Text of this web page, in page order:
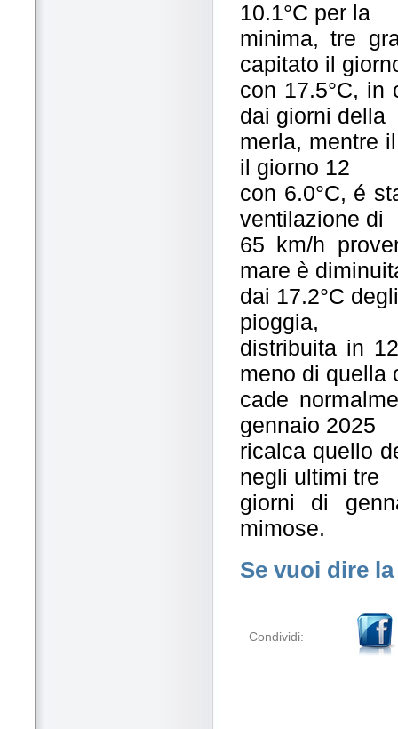
10.1°C per la
minima, tre
capitato il
con 17.5°C, in
dai giorni della
merla, mentre
il giorno 12
con 6.0°C, é
ventilazione di
65 km/h
mare è
dai 17.2°C
pioggia,
distribuita in
meno di quella
cade
gennaio 2025
ricalca quello
negli ultimi tre
giorni di
mimose.
Se vuoi dire
Condividi: